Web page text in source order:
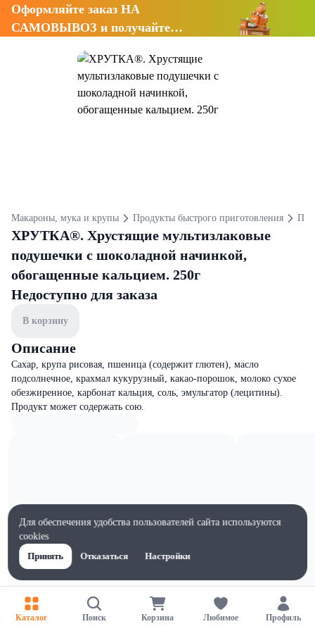
Оформляйте заказ НА
САМОВЫВОЗ и получайте
Макароны, мука и крупы Продукты быстрого приготовления
ХРУТКА®. Хрустящие мультизлаковые
подушечки с шоколадной начинкой,
обогащенные кальцием. 250г
Недоступно для заказа
В корзину
Описание
Сахар, крупа рисовая, пшеница (содержит глютен), масло
подсолнечное, крахмал кукурузный, какао-порошок, молоко сухое
обезжиренное, карбонат кальция, соль, эмульгатор (лецитины).
Продукт может содержать сою.
Каталог Поиск Корзина Любимое Профиль
Для обеспечения удобства пользователей сайта используются
cookies
Принять
Отказаться Настройки